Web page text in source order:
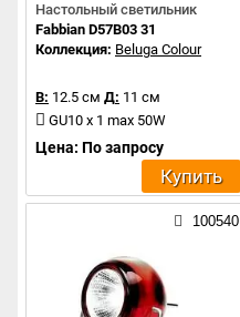
Настольный светильник
Fabbian D57B03 31
Коллекция: Beluga Colour
В: 12.5 см Д: 11 см
GU10 x 1 max 50W
Цена: По запросу
Купить
100540